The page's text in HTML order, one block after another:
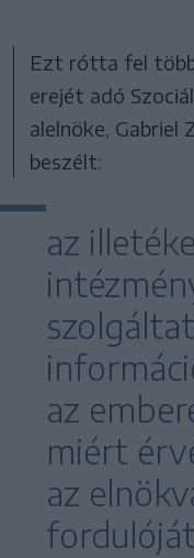
Ezt rótta fel
erejét adó
alelnöke, Gabriel
beszélt:
az
az
miért
az